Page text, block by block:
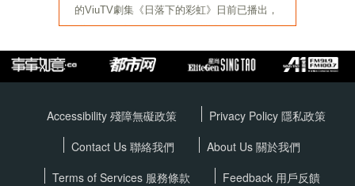
Accessibility 殘障無礙政策 Privacy Policy 隱私政策
Contact Us 聯絡我們
About Us 關於我們
Terms of Services 服務條款 Feedback 用戶反饋